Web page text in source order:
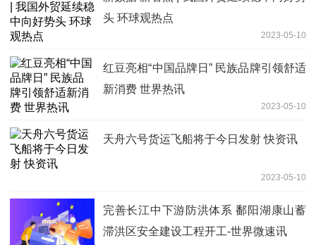
头 环球观热点
2023-05-10
红豆亮相“中国品牌日” 民族品牌引领舒适
新消费 世界热讯
2023-05-10
天舟六号货运飞船将于今日发射 快资讯
2023-05-10
完善长江中下游防洪体系 鄱阳湖康山蓄
滞洪区安全建设工程开工-世界微速讯